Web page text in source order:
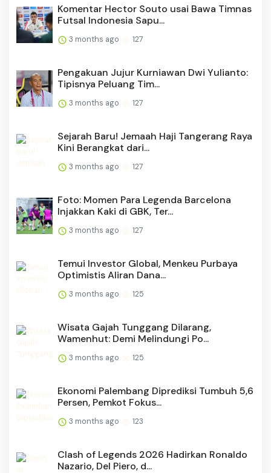
Komentar Hector Souto usai Bawa Timnas
Futsal Indonesia Sapu...
3 months ago 127
Pengakuan Jujur Kurniawan Dwi Yulianto:
Tipisnya Peluang Tim...
3 months ago 127
Sejarah Baru! Jemaah Haji Tangerang Raya
Kini Berangkat dari...
3 months ago 127
Foto: Momen Para Legenda Barcelona
Injakkan Kaki di GBK, Ter...
3 months ago 127
Temui Investor Global, Menkeu Purbaya
Optimistis Aliran Dana...
3 months ago 125
Wisata Gajah Tunggang Dilarang,
Wamenhut: Demi Melindungi Po...
3 months ago 125
Ekonomi Palembang Diprediksi Tumbuh 5,6
Persen, Pemkot Fokus...
3 months ago 123
Clash of Legends 2026 Hadirkan Ronaldo
Nazario, Del Piero, d...